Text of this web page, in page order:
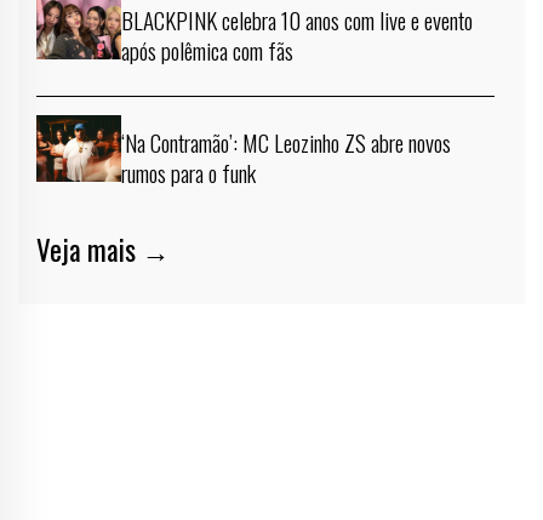
BLACKPINK celebra 10 anos com live e evento
após polêmica com fãs
‘Na Contramão’: MC Leozinho ZS abre novos
rumos para o funk
Veja mais →